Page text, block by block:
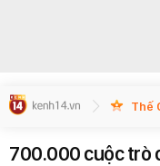
Thế
700.000 cuộc trò